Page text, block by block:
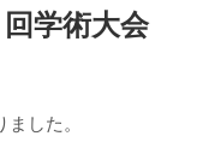
学術大会
した。